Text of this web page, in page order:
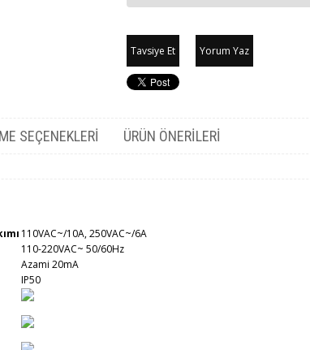
Tavsiye Et Yorum Yaz
SEÇENEKLERI ÜRÜN ÖNERILERI
110VAC~/10A, 250VAC~/6A
110-220VAC~ 50/60Hz
Azami 20mA
IP50